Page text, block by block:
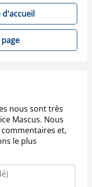
d'accueil
nous sont très
Mascus. Nous
et,
le plus